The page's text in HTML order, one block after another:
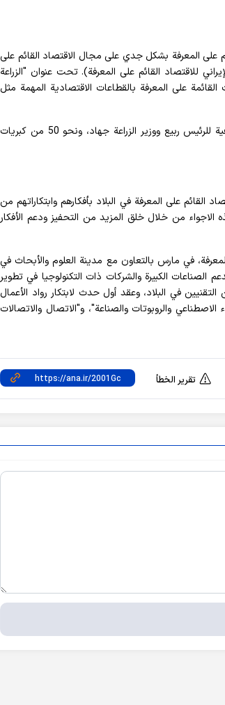
على المعرفة بشكل جدي على مجال الاقتصاد القائم على
للاقتصاد القائم على المعرفة). تحت عنوان "الزراعة
على المعرفة بالقطاعات الاقتصادية المهمة مثل
وأقيمت هذه الفعالية بحضور نائب الرئيس للعلوم والتكنولوجيا واقتصاد القاعدة المعرفية للرئيس ربيع ووزير الزراعة جهاد، ونحو 50 من كبريات
القائم على المعرفة في البلاد بأفكارهم وابتكاراتهم من
من خلال خلق المزيد من التحفيز ودعم الأفكار
في مارس بالتعاون مع مدينة العلوم والأبحاث في
الكبيرة والشركات ذات التكنولوجيا في تطوير
التقنيين في البلاد، وعقد أول حدث لابتكار رواد الأعمال
إيران مع التقنيات الناشئة" في 3 مجالات: "الذكاء الاصطناعي والروبوتات والصناعة"، و"الاتصال والاتصالات
تقرير الخطأ